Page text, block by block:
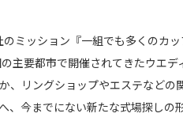
ミッション『一組でも多くのカ
主要都市で開催されてきたウエデ
、リングショップやエステなどの
今までにない新たな式場探しの